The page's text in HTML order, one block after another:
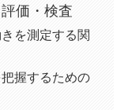
価・検査
を測定する関
握するための